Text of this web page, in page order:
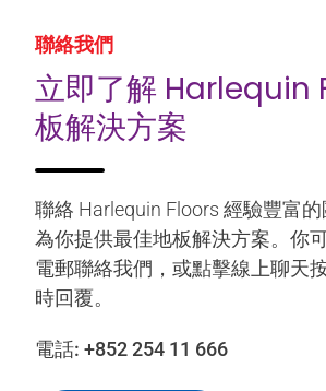
聯絡我們
立即了解 Harlequin
板解決方案
聯絡 Harlequin Floors 經驗豐富
為你提供最佳地板解決方案。你
電郵聯絡我們，或點擊線上聊天
時回覆。
電話: +852 254 11 666